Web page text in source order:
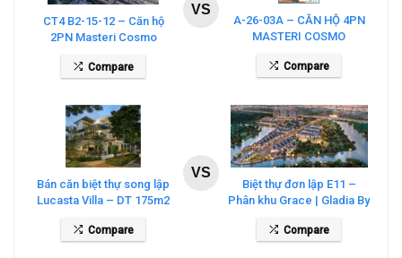
CT4 B2-15-12 – Căn hộ
2PN Masteri Cosmo
Compare
VS
A-26-03A – CĂN HỘ 4PN
MASTERI COSMO
CITY
Compare
Bán căn biệt thự song lập
Lucasta Villa – DT 175m2
Compare
VS
Biệt thự đơn lập E11 –
Phân khu Grace | Gladia By
Compare